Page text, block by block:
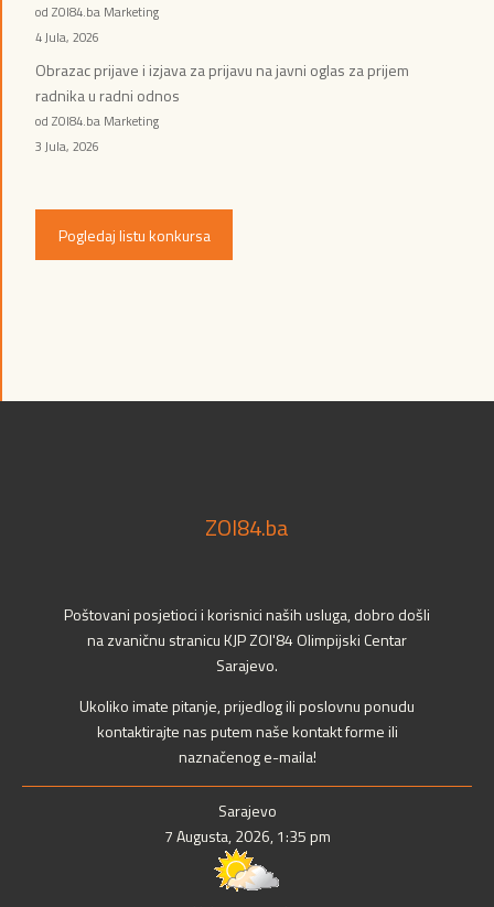
od ZOI84.ba Marketing
4 Jula, 2026
Obrazac prijave i izjava za prijavu na javni oglas za prijem
radnika u radni odnos
od ZOI84.ba Marketing
3 Jula, 2026
Pogledaj listu konkursa
ZOI84.ba
Poštovani posjetioci i korisnici naših usluga, dobro došli
na zvaničnu stranicu KJP ZOI'84 Olimpijski Centar
Sarajevo.
Ukoliko imate pitanje, prijedlog ili poslovnu ponudu
kontaktirajte nas putem naše kontakt forme ili
naznačenog e-maila!
Sarajevo
7 Augusta, 2026, 1:35 pm